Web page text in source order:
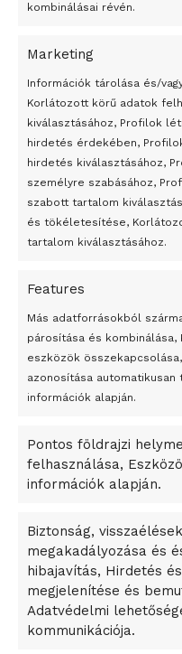
kombinálásai révén.
Marketing
Információk tárolása és/
Korlátozott körű adatok
kiválasztásához, Profilok
hirdetés érdekében,
hirdetés kiválasztásához,
személyre szabásához,
szabott tartalom
és tökéletesítése,
tartalom kiválasztásához.
Features
Más adatforrásokból
párosítása és kombinálása,
eszközök
azonosítása automatikusan
információk alapján.
Pontos földrajzi
felhasználása,
információk alapján.
Biztonság, visszaélések
megakadályozása és
hibajavítás, Hirdetés
megjelenítése és
Adatvédelmi
kommunikációja.
Átmenetileg szünetelnek
Egy vagyonért adták el
Az 1950-ben elhunyt
felhasználhatóvá válnak
Peking – A visegrádi
bemutató fotókiállítás nyílt
Megveszi az osztrák
Bricket
A Startup Campus
A Ringo Starr új albummal
A Vajdasági Magyar
Dzsingisz kán hódító
Kuramagomedov ötödik,
világkupa